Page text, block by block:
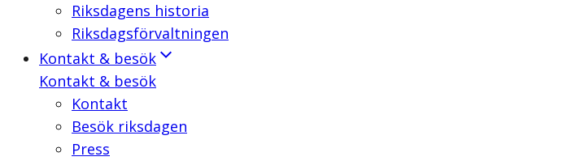
Riksdagens historia
Riksdagsförvaltningen
Kontakt & besök
Kontakt & besök
Kontakt
Besök riksdagen
Press